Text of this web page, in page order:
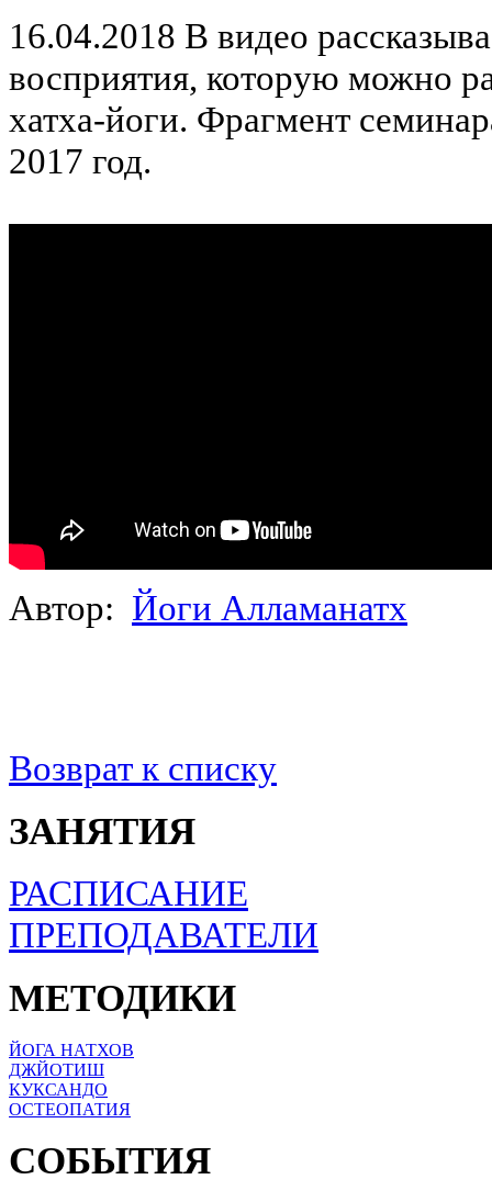
16.04.2018 В видео
восприятия, которую можно
хатха-йоги. Фрагмент
2017 год.
Автор: Йоги Алламанатх
Возврат к списку
ЗАНЯТИЯ
РАСПИСАНИЕ
ПРЕПОДАВАТЕЛИ
МЕТОДИКИ
ЙОГА НАТХОВ
ДЖЙОТИШ
КУКСАНДО
ОСТЕОПАТИЯ
СОБЫТИЯ